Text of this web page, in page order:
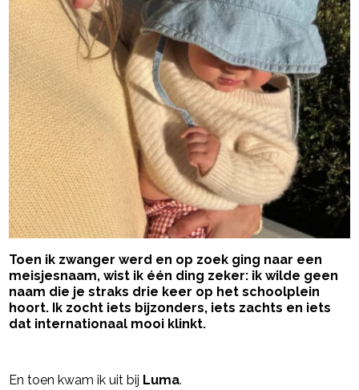
Toen ik zwanger werd en op zoek ging naar een
meisjesnaam, wist ik één ding zeker: ik wilde geen
naam die je straks drie keer op het schoolplein
hoort. Ik zocht iets bijzonders, iets zachts en iets
dat internationaal mooi klinkt.
En toen kwam ik uit bij Luma.